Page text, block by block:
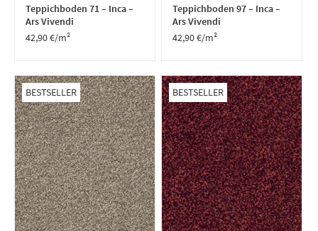
Teppichboden 71 – Inca –
Ars Vivendi
42,90€/m²
Teppichboden 97 – Inca –
Ars Vivendi
42,90€/m²
BESTSELLER BESTSELLER